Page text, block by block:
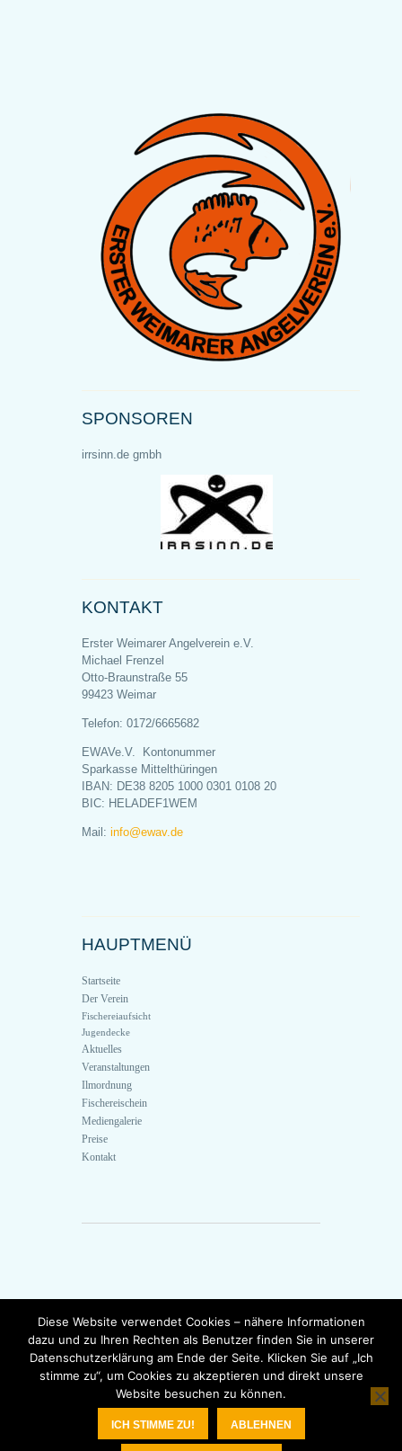
SPONSOREN
irrsinn.de gmbh
KONTAKT
Erster Weimarer Angelverein e.V.
Michael Frenzel
Otto-Braunstraße 55
99423 Weimar
Telefon: 0172/6665682
EWAVe.V. Kontonummer
Sparkasse Mittelthüringen
IBAN: DE38 8205 1000 0301 0108 20
BIC: HELADEF1WEM
Mail: info@ewav.de
HAUPTMENÜ
Startseite
Der Verein
Fischereiaufsicht
Jugendecke
Aktuelles
Veranstaltungen
Ilmordnung
Fischereischein
Mediengalerie
Preise
Kontakt
Rechte vorbehalten. | Impressum|
Datenschutzhinweise
Diese Website verwendet Cookies – nähere Informationen
dazu und zu Ihren Rechten als Benutzer finden Sie in unserer
Datenschutzerklärung am Ende der Seite. Klicken Sie auf „Ich
stimme zu“, um Cookies zu akzeptieren und direkt unsere
Website besuchen zu können.
ICH STIMME ZU! ABLEHNEN